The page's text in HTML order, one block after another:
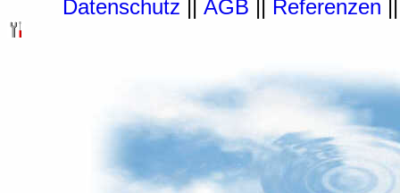
Datenschutz || AGB || Referenzen